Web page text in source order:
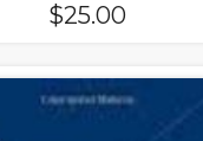
$25.00